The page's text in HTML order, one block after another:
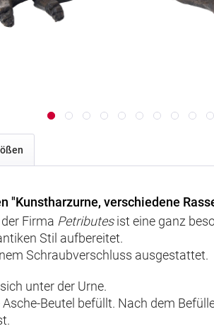
"Kunstharzurne, verschiedene
Firma Petributesist eine ganz
Stil aufbereitet.
Schraubverschluss ausgestattet.
unter der Urne.
Beutel befüllt. Nach dem